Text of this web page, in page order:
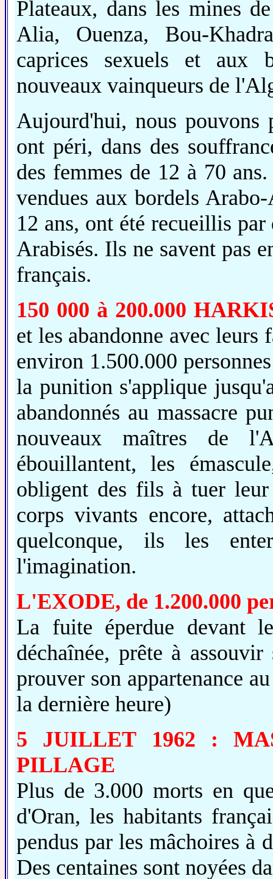
Plateaux, dans les mines
Alia, Ouenza, Bou-
caprices sexuels et aux
nouveaux vainqueurs de
Aujourd'hui, nous pouvons
ont péri, dans des
des femmes de 12 à 70
vendues aux bordels
12 ans, ont été recueillis
Arabisés. Ils ne savent pas
français.
150 000 à 200.000
et les abandonne avec leurs
environ 1.500.000
la punition s'applique
abandonnés au massacre
nouveaux maîtres de
ébouillantent, les
obligent des fils à tuer
corps vivants encore,
quelconque, ils les
l'imagination.
L'EXODE, de 1.200.000
La fuite éperdue devant
déchaînée, prête à
prouver son appartenance
la dernière heure)
5 JUILLET 1962 :
PILLAGE
Plus de 3.000 morts en
d'Oran, les habitants
pendus par les mâchoires à
Des centaines sont noyées